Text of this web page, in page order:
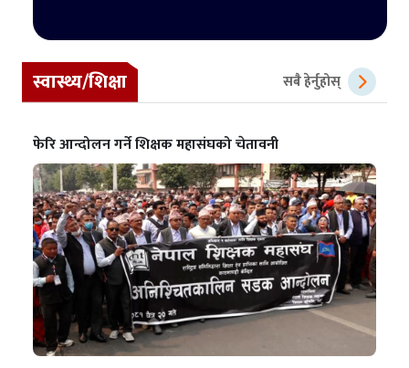
स्वास्थ्य/शिक्षा सबै हेर्नुहोस्
फेरि आन्दोलन गर्ने शिक्षक महासंघको चेतावनी